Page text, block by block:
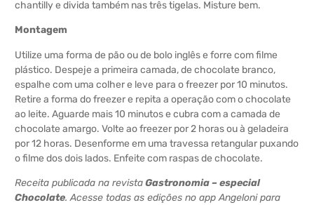
chantilly e divida também nas três tigelas. Misture bem.
Montagem
Utilize uma forma de pão ou de bolo inglês e forre com filme
plástico. Despeje a primeira camada, de chocolate branco,
espalhe com uma colher e leve para o freezer por 10 minutos.
Retire a forma do freezer e repita a operação com o chocolate
ao leite. Aguarde mais 10 minutos e cubra com a camada de
chocolate amargo. Volte ao freezer por 2 horas ou à geladeira
por 12 horas. Desenforme em uma travessa retangular puxando
o filme dos dois lados. Enfeite com raspas de chocolate.
Receita publicada na revistaGastronomia – especial
Chocolate. Acesse todas as edições no app Angeloni para